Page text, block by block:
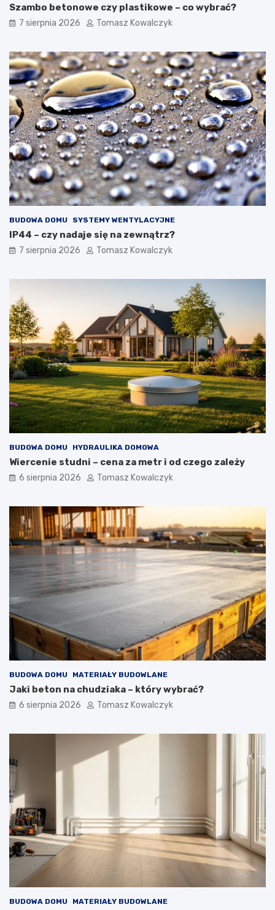
Szambo betonowe czy plastikowe – co wybrać?
7 sierpnia 2026 Tomasz Kowalczyk
BUDOWA DOMU SYSTEMY WENTYLACYJNE
IP44 – czy nadaje się na zewnątrz?
7 sierpnia 2026 Tomasz Kowalczyk
BUDOWA DOMU HYDRAULIKA DOMOWA
Wiercenie studni – cena za metr i od czego zależy
6 sierpnia 2026 Tomasz Kowalczyk
BUDOWA DOMU MATERIAŁY BUDOWLANE
Jaki beton na chudziaka – który wybrać?
6 sierpnia 2026 Tomasz Kowalczyk
BUDOWA DOMU MATERIAŁY BUDOWLANE